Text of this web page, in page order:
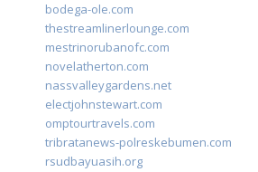
bodega-ole.com
thestreamlinerlounge.com
mestrinorubanofc.com
novelatherton.com
nassvalleygardens.net
electjohnstewart.com
omptourtravels.com
tribratanews-polreskebumen.com
rsudbayuasih.org